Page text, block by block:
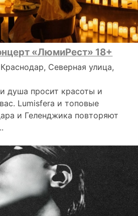
«ЛюмиРест» 18+
Северная улица,
душа просит красоты и
Lumisfera и топовые
и Геленджика повторяют